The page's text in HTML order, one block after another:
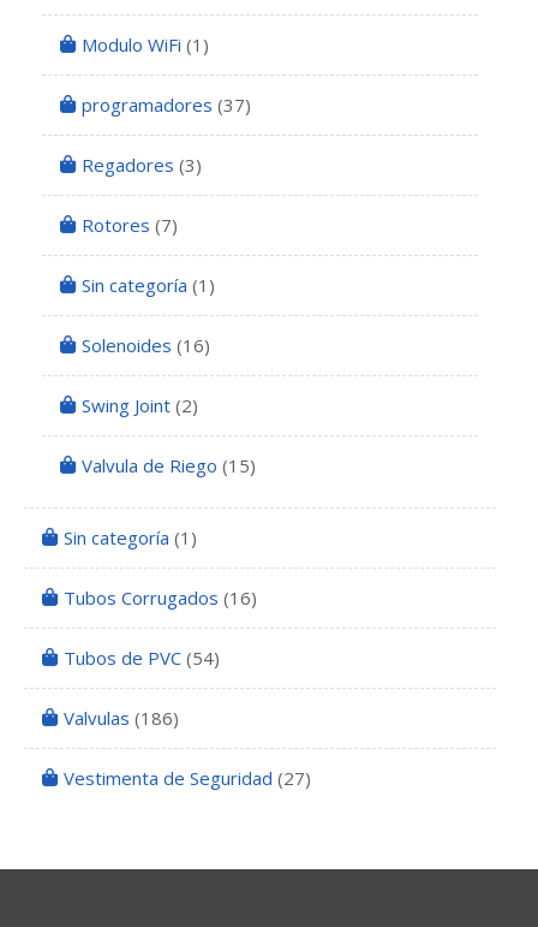
Modulo WiFi (1)
programadores (37)
Regadores (3)
Rotores (7)
Sin categoría (1)
Solenoides (16)
Swing Joint (2)
Valvula de Riego (15)
Sin categoría (1)
Tubos Corrugados (16)
Tubos de PVC (54)
Valvulas (186)
Vestimenta de Seguridad (27)